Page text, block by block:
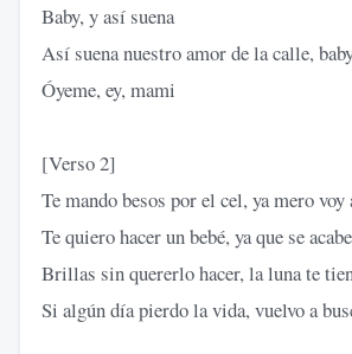
Baby, y así suena
Así suena nuestro amor de la calle,
Óyeme, ey, mami
[Verso 2]
Te mando besos por el cel, ya mero voy
Te quiero hacer un bebé, ya que se
Brillas sin quererlo hacer, la luna te
Si algún día pierdo la vida, vuelvo a